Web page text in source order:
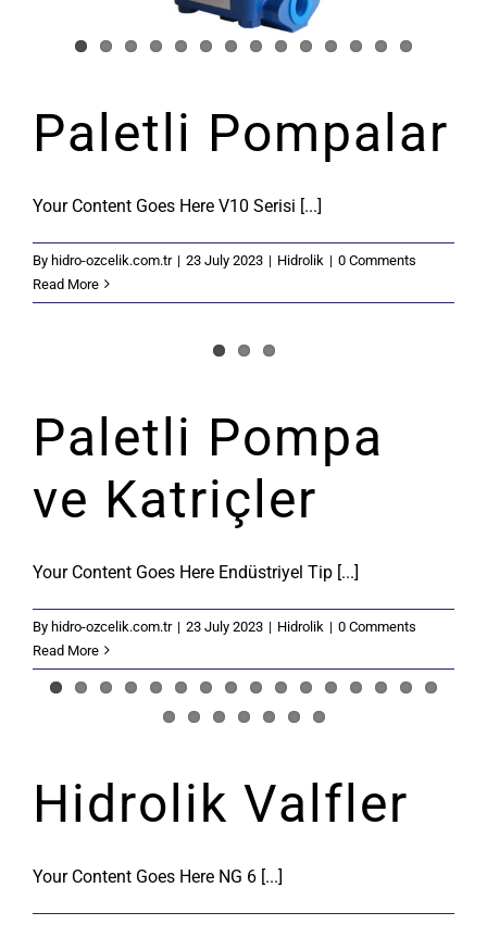
Paletli Pompalar
Your Content Goes Here V10 Serisi [...]
By hidro-ozcelik.com.tr | 23 July 2023 | Hidrolik | 0 Comments
Read More
Paletli Pompa
ve Katriçler
Your Content Goes Here Endüstriyel Tip [...]
By hidro-ozcelik.com.tr | 23 July 2023 | Hidrolik | 0 Comments
Read More
Hidrolik Valfler
Your Content Goes Here NG 6 [...]